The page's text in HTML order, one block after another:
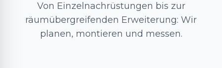
Von Einzelnachrüstungen bis zur
räumübergreifenden Erweiterung: Wir
planen, montieren und messen.